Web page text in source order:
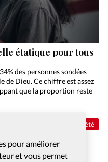
pour améliorer
et vous permet
Société
étatique pour tous
des personnes sondées
de Dieu. Ce chiffre est assez
que la proportion reste